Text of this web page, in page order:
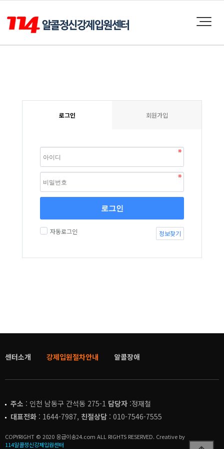
로그인 회원가입
로그인
자동로그인 정보찾기
센터소개 강제입원절차안내 알콜장애
주소 : 인천 남동구 간석동 275-1 담당자 :정재철
대표전화 : 1644-7987, 친절상담 : 010-7546-7555
COPYRIGHT © 2020 응급이송24.com ALL RIGHTS RESERVED. Creative by
114알콜정신강제입원센터